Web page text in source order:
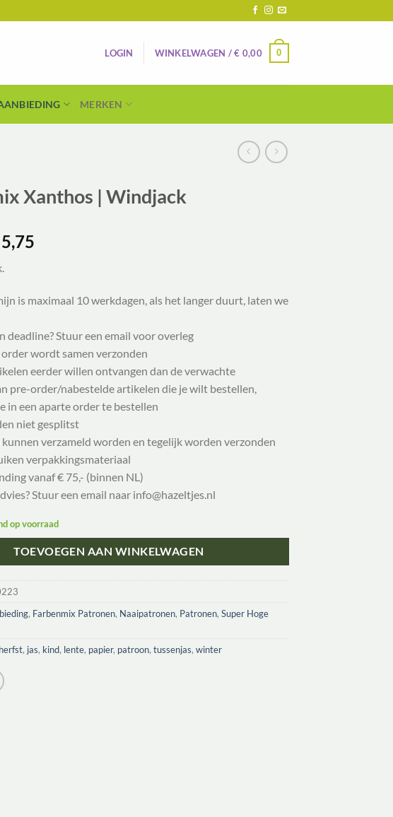
LOGIN WINKELWAGEN /€ 0,00 0
MERKEN
Xanthos | Windjack
prijs
€ 11,50.
5,75
€ 5,75.
is maximaal 10 werkdagen, als het langer duurt, laten we
deadline? Stuur een email voor overleg
wordt samen verzonden
eerder willen ontvangen dan de verwachte
pre-order/nabestelde artikelen die je wilt bestellen,
in een aparte order te bestellen
niet gesplitst
verzameld worden en tegelijk worden verzonden
verpakkingsmateriaal
vanaf € 75,- (binnen NL)
Stuur een email naar info@hazeltjes.nl
op voorraad
TOEVOEGEN AAN WINKELWAGEN
, Farbenmix Patronen, Naaipatronen, Patronen, Super Hoge
herfst, jas, kind, lente, papier, patroon, tussenjas, winter